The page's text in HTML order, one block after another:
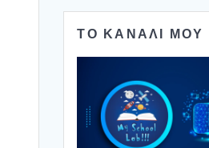
ΤΟ ΚΑΝΑΛΙ ΜΟΥ